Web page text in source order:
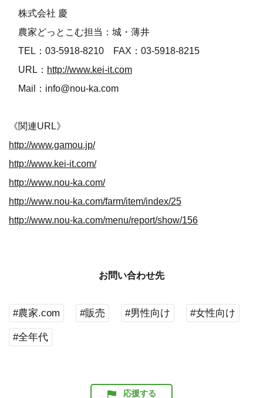
株式会社 慶
農家どっとこむ担当：城・薄井
TEL：03-5918-8210 FAX：03-5918-8215
URL： http://www.kei-it.com
Mail：info@nou-ka.com
《関連URL》
http://www.gamou.jp/
http://www.kei-it.com/
http://www.nou-ka.com/
http://www.nou-ka.com/farm/item/index/25
http://www.nou-ka.com/menu/report/show/156
お問い合わせ先
#農家.com #販売 #男性向け #女性向け
#全年代
応援する